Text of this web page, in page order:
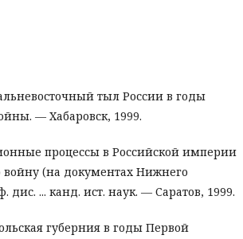
тыл России в годы
— Xабаровск, 1999.
процессы в Российской империи
(на документах Нижнего
дис. ... канд. ист. наук. — Саратов, 1999.
губерния в годы Первой